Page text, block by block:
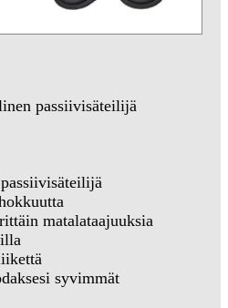
passiivisäteilijä
matalataajuuksia
syvimmät